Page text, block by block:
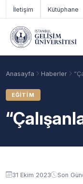
Ana içeriğe geç
İletişim Kütüphane
Anasayfa Haberler
EĞITIM
31 Ekim 2023 Son